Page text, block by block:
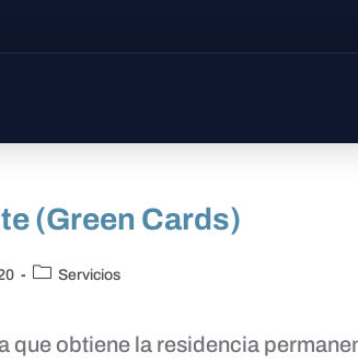
(Green Cards)
Servicios
que obtiene la residencia